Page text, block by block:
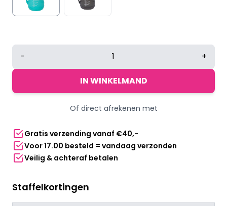
Duradis
Extra
ml
-
Turquoise
- +
IN WINKELMAND
Of direct afrekenen met
Gratis verzending vanaf €40,-
Voor 17.00 besteld = vandaag verzonden
Veilig & achteraf betalen
Staffelkortingen